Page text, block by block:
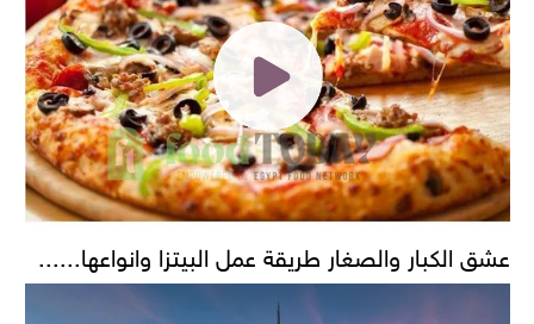
عشق الكبار والصغار طريقة عمل البيتزا وانواعها......